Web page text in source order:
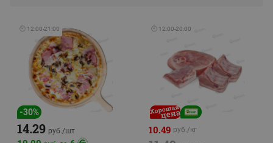
🕘 12:00-21:00
-30%
14.29 руб./шт
🕘 12:00-20:00
10.49 руб./кг